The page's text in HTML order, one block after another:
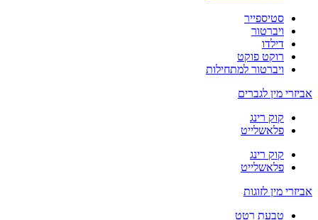
סטיספייר
ויברטור
דילדו
רוקט פוקט
ויברטור למתחילות
אביזרי מין לגברים
קוק רינג
פלאשלייט
קוק רינג
פלאשלייט
אביזרי מין לזוגות
טבעת רטט